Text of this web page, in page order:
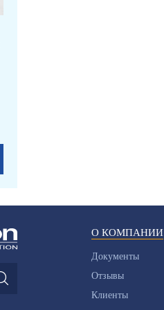
О КОМПАНИИ
Документы
Отзывы
Клиенты